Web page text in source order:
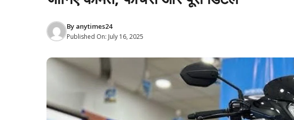
By anytimes24
Published On: July 16, 2025